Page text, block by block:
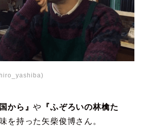
から』や 『ふぞろいの林檎た
を持った矢柴俊博さん。